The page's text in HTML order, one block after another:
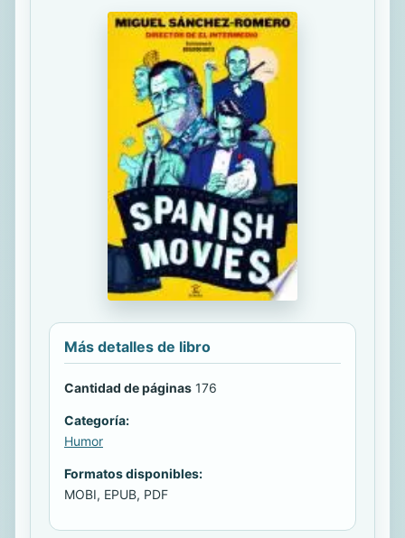
Más detalles de libro
Cantidad de páginas 176
Categoría:
Humor
Formatos disponibles:
MOBI, EPUB, PDF